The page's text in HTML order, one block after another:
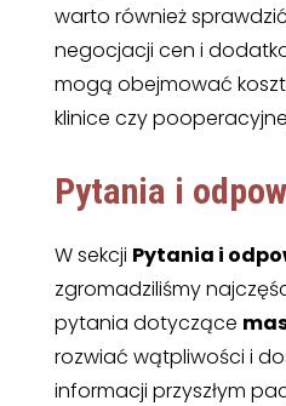
warto również
negocjacji cen i
mogą obejmować
klinice czy
Pytania i
W sekcji Pytania i
zgromadziliśmy
pytania dotyczące
rozwiać wątpliwości i
informacji przyszłym